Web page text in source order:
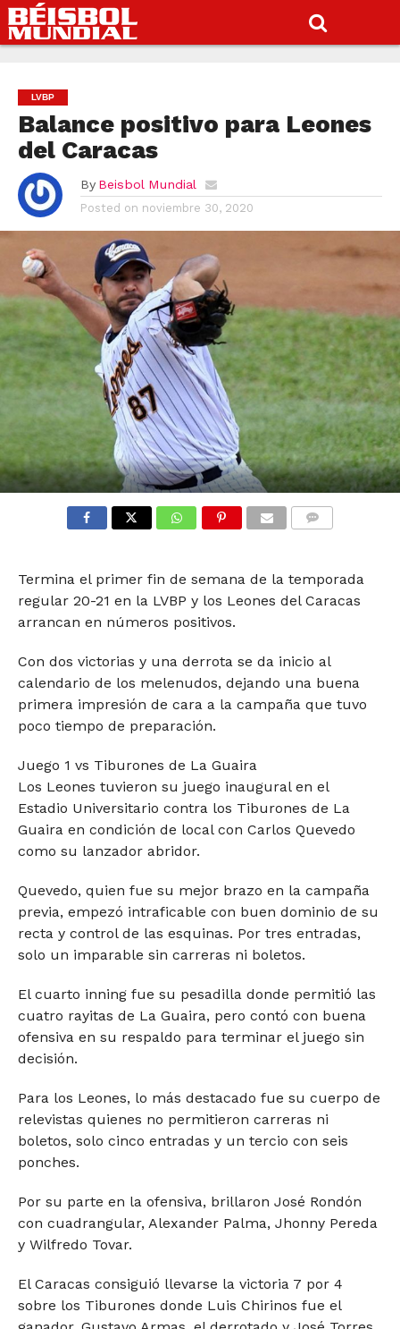
LVBP
Balance positivo para Leones
del Caracas
By Beisbol Mundial
Posted on noviembre 30, 2020
Termina el primer fin de semana de la temporada
regular 20-21 en la LVBP y los Leones del Caracas
arrancan en números positivos.
Con dos victorias y una derrota se da inicio al
calendario de los melenudos, dejando una buena
primera impresión de cara a la campaña que tuvo
poco tiempo de preparación.
Juego 1 vs Tiburones de La Guaira
Los Leones tuvieron su juego inaugural en el
Estadio Universitario contra los Tiburones de La
Guaira en condición de local con Carlos Quevedo
como su lanzador abridor.
Quevedo, quien fue su mejor brazo en la campaña
previa, empezó intraficable con buen dominio de su
recta y control de las esquinas. Por tres entradas,
solo un imparable sin carreras ni boletos.
El cuarto inning fue su pesadilla donde permitió las
cuatro rayitas de La Guaira, pero contó con buena
ofensiva en su respaldo para terminar el juego sin
decisión.
Para los Leones, lo más destacado fue su cuerpo de
relevistas quienes no permitieron carreras ni
boletos, solo cinco entradas y un tercio con seis
ponches.
Por su parte en la ofensiva, brillaron José Rondón
con cuadrangular, Alexander Palma, Jhonny Pereda
y Wilfredo Tovar.
El Caracas consiguió llevarse la victoria 7 por 4
sobre los Tiburones donde Luis Chirinos fue el